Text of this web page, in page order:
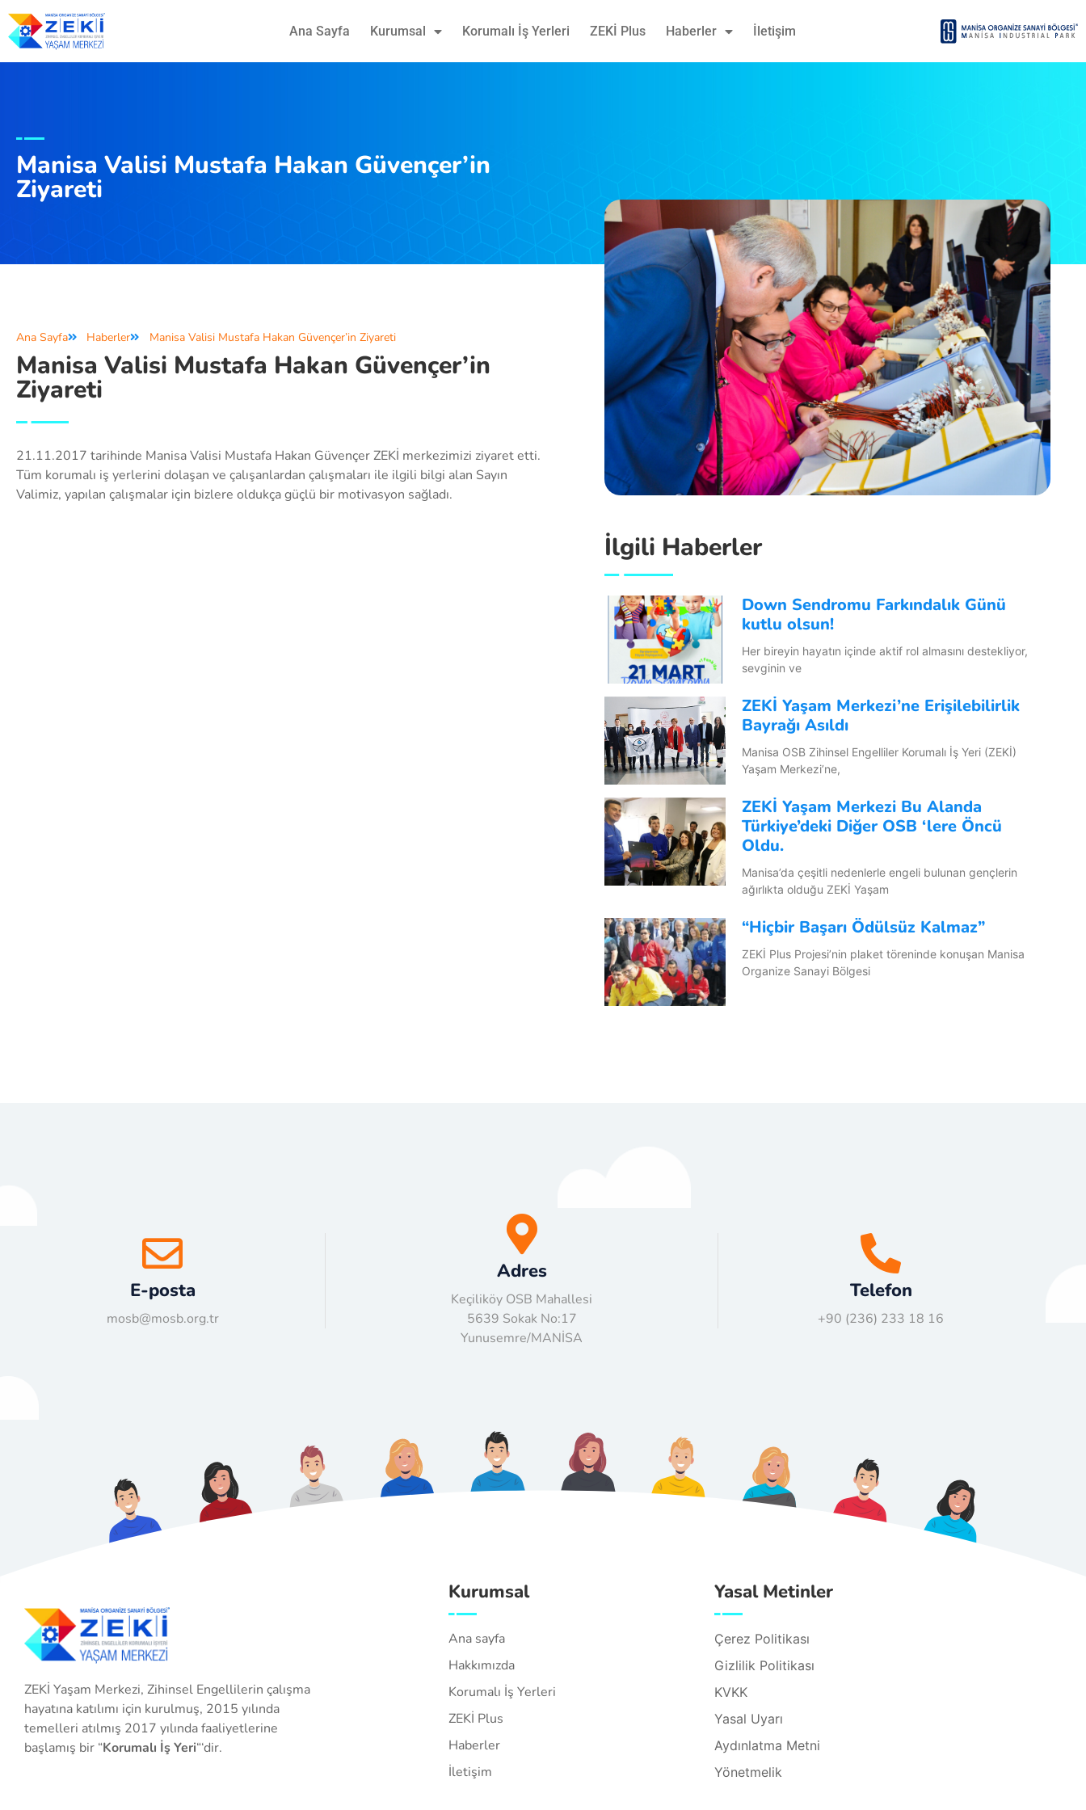
Ana Sayfa Kurumsal Korumalı İş Yerleri ZEKİ Plus Haberler İletişim
Manisa Valisi Mustafa Hakan Güvençer’in
Ziyareti
Ana Sayfa Haberler Manisa Valisi Mustafa Hakan Güvençer’in Ziyareti
Manisa Valisi Mustafa Hakan Güvençer’in
Ziyareti
21.11.2017 tarihinde Manisa Valisi Mustafa Hakan Güvençer ZEKİ merkezimizi ziyaret etti.
Tüm korumalı iş yerlerini dolaşan ve çalışanlardan çalışmaları ile ilgili bilgi alan Sayın
Valimiz, yapılan çalışmalar için bizlere oldukça güçlü bir motivasyon sağladı.
İlgili Haberler
Down Sendromu Farkındalık Günü
kutlu olsun!
Her bireyin hayatın içinde aktif rol almasını destekliyor,
sevginin ve
ZEKİ Yaşam Merkezi’ne Erişilebilirlik
Bayrağı Asıldı
Manisa OSB Zihinsel Engelliler Korumalı İş Yeri (ZEKİ)
Yaşam Merkezi’ne,
ZEKİ Yaşam Merkezi Bu Alanda
Türkiye’deki Diğer OSB ‘lere Öncü
Oldu.
Manisa’da çeşitli nedenlerle engeli bulunan gençlerin
ağırlıkta olduğu ZEKİ Yaşam
“Hiçbir Başarı Ödülsüz Kalmaz”
ZEKİ Plus Projesi’nin plaket töreninde konuşan Manisa
Organize Sanayi Bölgesi
E-posta
mosb@mosb.org.tr
Adres
Keçiliköy OSB Mahallesi
5639 Sokak No:17
Yunusemre/MANİSA
Telefon
+90 (236) 233 18 16
ZEKİ Yaşam Merkezi, Zihinsel Engellilerin çalışma
hayatına katılımı için kurulmuş, 2015 yılında
temelleri atılmış 2017 yılında faaliyetlerine
başlamış bir “Korumalı İş Yeri“‘dir.
Kurumsal
Ana sayfa
Hakkımızda
Korumalı İş Yerleri
ZEKİ Plus
Haberler
İletişim
Yasal Metinler
Çerez Politikası
Gizlilik Politikası
KVKK
Yasal Uyarı
Aydınlatma Metni
Yönetmelik